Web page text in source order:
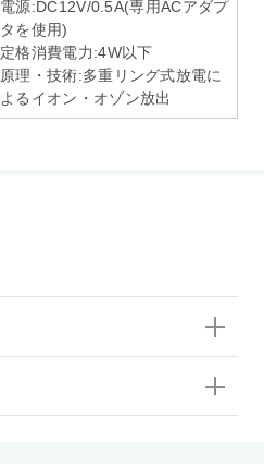
電源:DC12V/0.5A(専用ACアダプ
タを使用)
定格消費電力:4W以下
原理・技術:多重リング式放電に
よるイオン・オゾン放出